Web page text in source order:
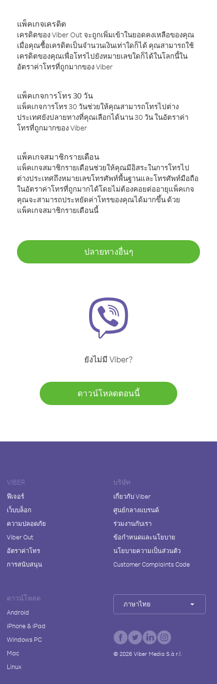
แพ็คเกจเครดิต
เครดิตของ Viber Out จะถูกเพิ่มเข้าในยอดคงเหลือของคุณ
เมื่อคุณซื้อเครดิตเป็นจำนวนเงินเท่าใดก็ได้ คุณสามารถใช้
เครดิตของคุณเพื่อโทรไปยังหมายเลขใดก็ได้ในโลกนี้ใน
อัตราค่าโทรที่ถูกมากของ Viber
แพ็คเกจการโทร 30 วัน
แพ็คเกจการโทร 30 วันช่วยให้คุณสามารถโทรไปต่าง
ประเทศยังปลายทางที่คุณเลือกได้นาน 30 วัน ในอัตราค่า
โทรที่ถูกมากของ Viber
แพ็คเกจสมาชิกรายเดือน
แพ็คเกจสมาชิกรายเดือนช่วยให้คุณมีอิสระในการโทรไป
ต่างประเทศถึงหมายเลขโทรศัพท์พื้นฐานและโทรศัพท์มือถือ
ในอัตราค่าโทรที่ถูกมากได้โดยไม่ต้องคอยต่ออายุแพ็คเกจ
คุณจะสามารถประหยัดค่าโทรของคุณได้มากขึ้น ด้วย
แพ็คเกจสมาชิกรายเดือนนี้
ปลายทางอื่นๆ
ยังไม่มี Viber?
ดาวน์โหลดตอนนี้
VIBER
ฟีเจอร์
เว็บบล็อก
ความปลอดภัย
Viber Out
อัตราค่าโทร
การสนับสนุน
บริษัท
เกี่ยวกับ Viber
ศูนย์กลางแบรนด์
ร่วมงานกับเรา
ข้อกำหนดและนโยบาย
นโยบายความเป็นส่วนตัว
Customer Complaints Code
ดาวน์โหลด
Android
iPhone & iPad
Windows PC
Mac
Linux
ภาษาไทย
© 2026Viber Media S.à r.l.